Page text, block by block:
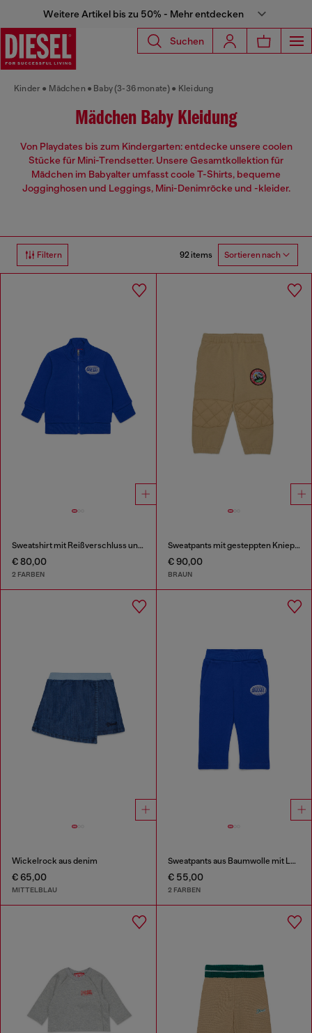
Weitere Artikel bis zu 50% - Mehr entdecken
Suchen
Kinder Mädchen Baby (3-36 monate) Kleidung
Mädchen Baby Kleidung
Von Playdates bis zum Kindergarten: entdecke unsere coolen
Stücke für Mini-Trendsetter. Unsere Gesamtkollektion für
Mädchen im Babyalter umfasst coole T-Shirts, bequeme
Jogginghosen und Leggings, Mini-Denimröcke und -kleider.
Filtern 92 items Sortieren nach
Sweatshirt mit Reißverschluss und Logo-Print
€ 80,00
2 FARBEN
Sweatpants mit gesteppten Kniepartien
€ 90,00
BRAUN
Wickelrock aus denim
€ 65,00
MITTELBLAU
Sweatpants aus Baumwolle mit Logo-Print
€ 55,00
2 FARBEN